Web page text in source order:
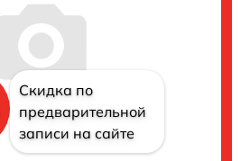
Скидка по
предварительной
записи на сайте